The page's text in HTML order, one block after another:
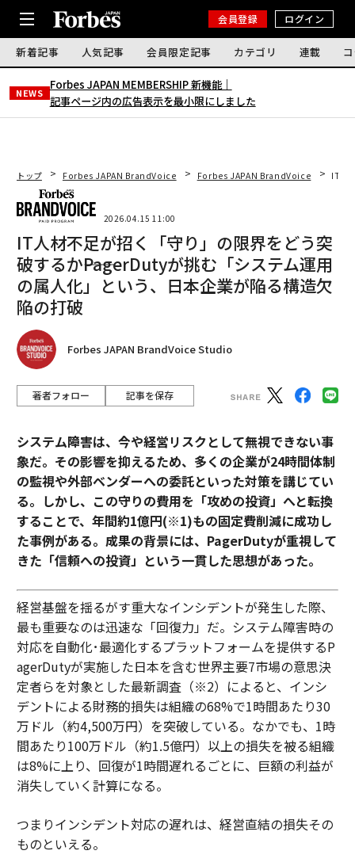
会員登録 ログイン
新着記事 人気記事 会員限定記事 カテゴリ 連載
NEWS
Forbes JAPAN MEMBERSHIP 新機能｜
記事ページ内の広告表示を最小限にしました
トップ Forbes JAPAN BrandVoice Forbes JAPAN BrandVoice IT人
2026.04.15 11:00
IT人材不足が招く「守り」の限界をどう突
破するか――PagerDutyが挑む「システム運用
の属人化」という、日本企業が陥る構造欠
陥の打破
Forbes JAPAN BrandVoice Studio
著者フォロー 記事を保存
システム障害は、今や経営リスクとして無視できない事
象だ。その影響を抑えるため、多くの企業が24時間体制
の監視や外部ベンダーへの委託といった対策を講じてい
る。しかし、この守りの費用を「攻めの投資」へと転換
することで、年間約1億円(※1)もの固定費削減に成功し
た事例がある。成果の背景には、PagerDutyが重視して
きた「信頼への投資」という一貫した思想があった。
経営基盤を揺るがす重大なインシデントが発生した際、
最も重要なのは迅速な「回復力」だ。システム障害時の
対応を自動化･最適化するプラットフォームを提供するP
agerDutyが実施した日本を含む世界主要7市場の意思決
定者らを対象とした最新調査（※2）によると、インシ
デントによる財務的損失は組織の68%で1時間あたり30
万ドル（約4,500万円）を突破している。なかでも、1時
間あたり100万ドル（約1.5億円）以上の損失を被る組織
は8%に上り、回復が1時間遅れるごとに、巨額の利益が
消失していく計算になる。
つまりインシデント対応の遅れは、経営直結の損失その
ものといえる。